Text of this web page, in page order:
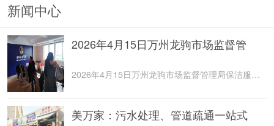
新闻中心
2026年4月15日万州龙驹市场监督管
2026年4月15日万州龙驹市场监督管理局保洁服务由重庆美
美万家：污水处理、管道疏通一站式